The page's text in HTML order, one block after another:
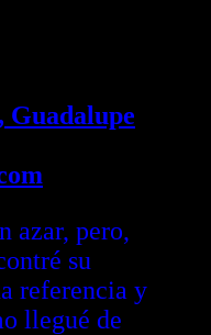
azar, pero,
su
referencia y
llegué de